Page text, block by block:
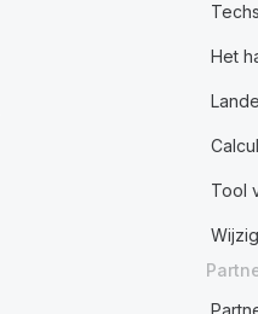
Het
Tool